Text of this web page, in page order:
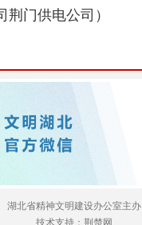
门供电公司）
湖北省精神文明建设办公室主办
技术支持：荆楚网